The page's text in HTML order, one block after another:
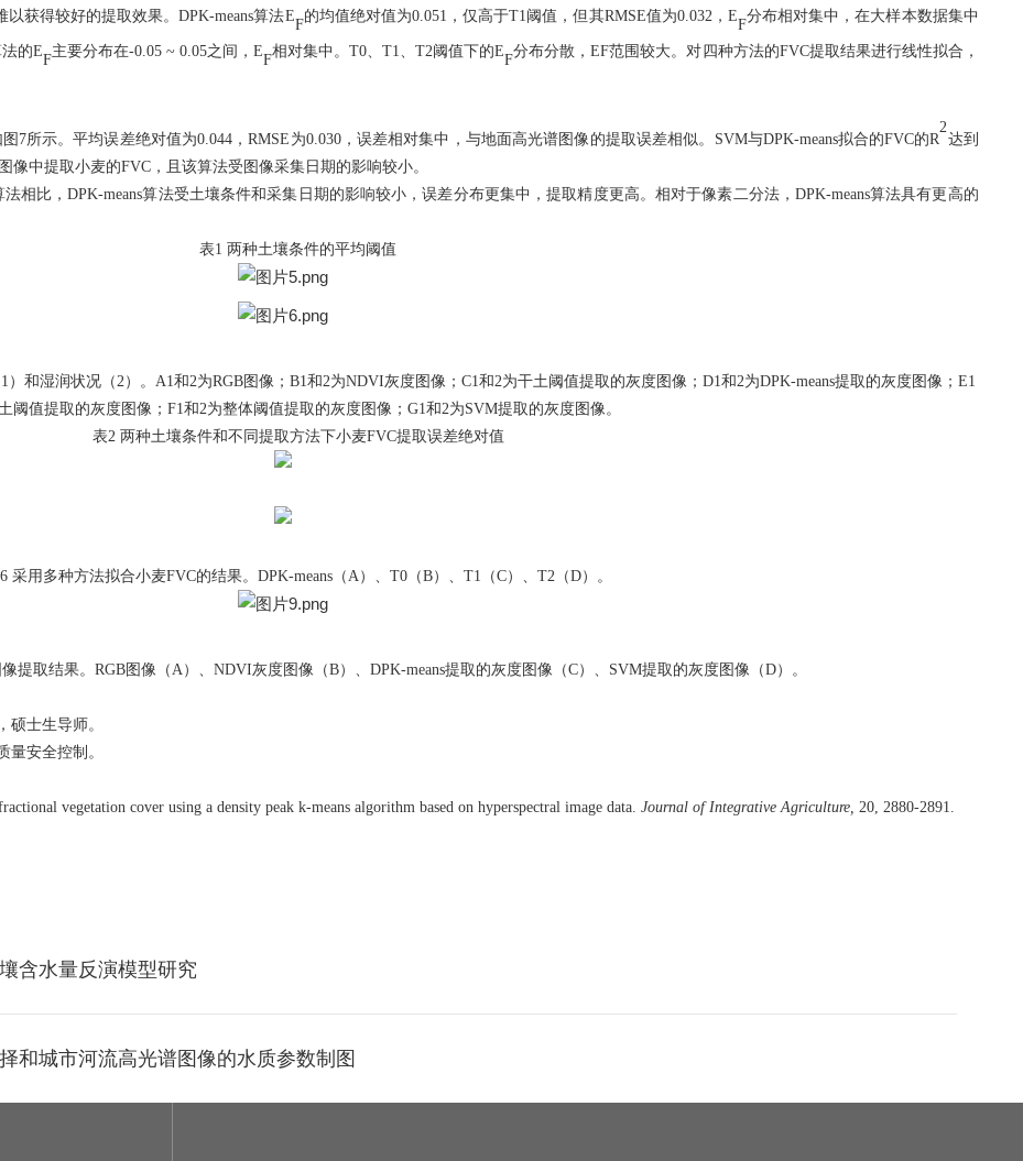
以获得较好的提取效果。DPK-means算法EF的均值绝对值为0.051 ，仅高于T1 阈值，但其RMSE值为0.032 ， EF分布相对集中，在大样本数据集中
的EF主要分布在-0.05 ~ 0.05之间， EF相对集中。T0、T1、T2阈值下的EF分布分散，EF范围较大。对四种方法的FVC提取结果进行线性拟合，
7所示。平均误差绝对值为0.044 ，RMSE 为0.030，误差相对集中，与地面高光谱图像的提取误差相似。 SVM与DPK-means拟合的FVC的R
2
达到
像中提取小麦的FVC ，且该算法受图像采集日期的影响较小。
法相比，DPK-means算法受土壤条件和采集日期的影响较小，误差分布更集中，提取精度更高。相对于像素二分法， DPK-means算法具有更高的
表1 两种土壤条件的平均阈值
1 ）和湿润状况（ 2 ）。 A1和 2为RGB图像；B1和 2为NDVI灰度图像；C1和 2为干土阈值提取的灰度图像；D1和 2为DPK-means提取的灰度图像；E1
阈值提取的灰度图像；F1和 2为整体阈值提取的灰度图像；G1和 2为SVM提取的灰度图像。
表2 两种土壤条件和不同提取方法下小麦FVC提取误差绝对值
6 采用多种方法拟合小麦FVC的结果。 DPK-means（ A ）、 T0（B）、 T1 （C）、 T2 （D）。
提取结果。 RGB图像（ A ）、 NDVI灰度图像（B）、 DPK-means提取的灰度图像（C）、 SVM提取的灰度图像（D）。
硕士生导师。
量安全控制。
vegetation cover using a density peak k-means algorithm based on hyperspectral image data.Journal of Integrative Agriculture, 20, 2880-2891.
含水量反演模型研究
和城市河流高光谱图像的水质参数制图